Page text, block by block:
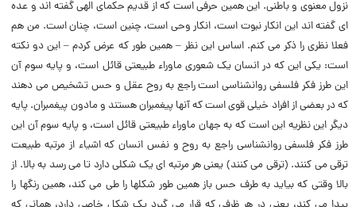
نزول معنوى و باطنى. این همین حرفى است که از قدیم حکماى الهى گفته اند و عده
اى گفته اند این انکار نبوت است، انکار وحى است، چنین است، چنان است. من هم
فعلا نظرى را ذکر مى کنم. اساس این نظر – همین طور که عرض کردم – این دو نکته
است: یکى این که در انسان یک شعورى ماوراء طبیعتى قائل است، و پایه سوم آن
این طرز فکر فلسفى روانشناسى است راجع به روح عقل و حس تشخیص مى دهند
که در بعضى از افراد خیلى قوى است که آنها پیغمبران هستند و مادون پیغمبران. پایه
دیگر این نظریه این است که به جهان ماوراء طبیعتى قائل است، و پایه سوم آن این
طرز فکر فلسفى روانشناسى راجع به روح و نفس انسان که اشیاء از مرتبه طبیعت
ترقى مى کنند. (‌ترقى مى کنند) یعنى هر مرتبه اى یک شکلى دارد تا مى رسد به بالا. از
بالا وقتى که بیاید به طرف حس باز همین طور شکلها را طى مى کند، همین رنگها را